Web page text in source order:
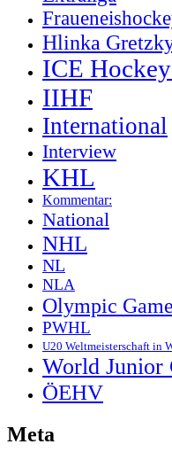
Hlinka
ICE
IIHF
International
Interview
KHL
Kommentar:
National
NHL
NL
NLA
Olympic
PWHL
U20 Weltmeisterschaft in
World Junior
ÖEHV
Meta